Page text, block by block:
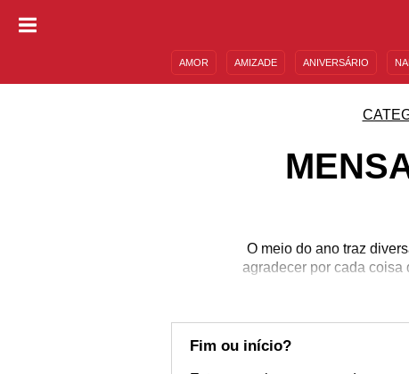
AMOR AMIZADE ANIVERSÁRIO
O meio do ano traz
agradecer por cada
Fim ou início?